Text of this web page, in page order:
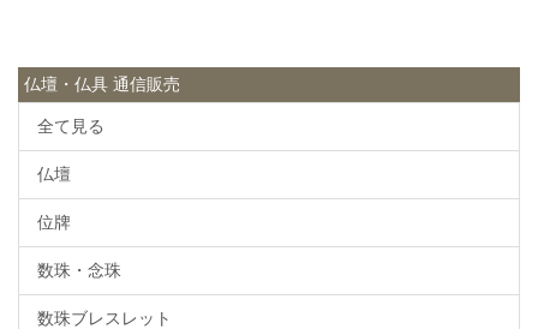
仏壇・仏具 通信販売
全て見る
仏壇
位牌
数珠・念珠
数珠ブレスレット